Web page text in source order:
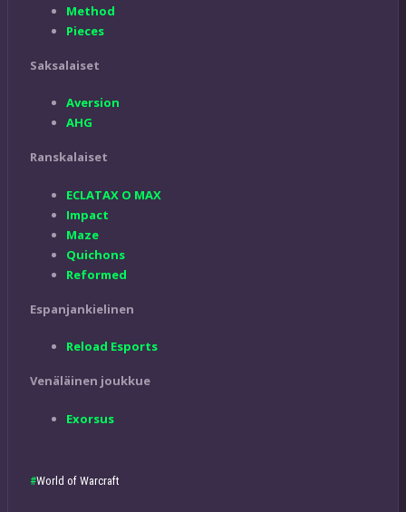
Method
Pieces
Saksalaiset
Aversion
AHG
Ranskalaiset
ECLATAX O MAX
Impact
Maze
Quichons
Reformed
Espanjankielinen
Reload Esports
Venäläinen joukkue
Exorsus
World of Warcraft